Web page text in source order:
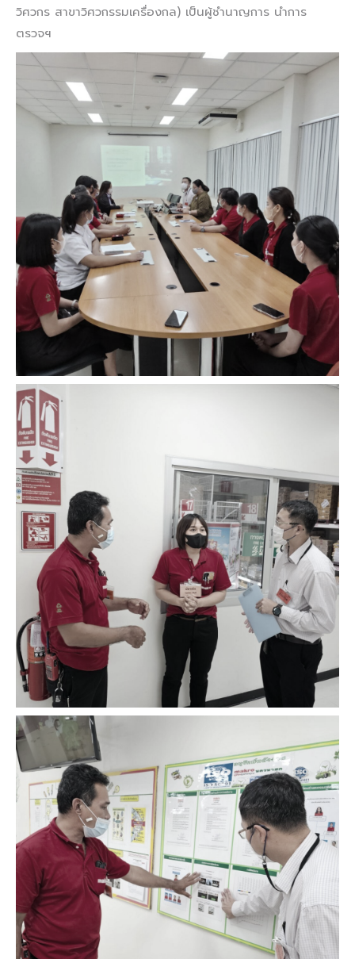
วิศวกร สาขาวิศวกรรมเครื่องกล) เป็นผู้ชำนาญการ นำการ
ตรวจฯ